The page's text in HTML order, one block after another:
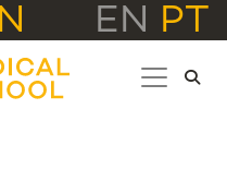
EN PT